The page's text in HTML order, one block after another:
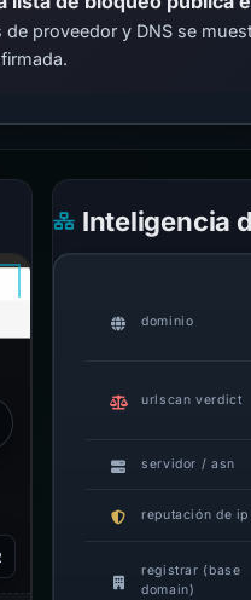
proveedor y DNS se
Inteligencia
dominio
urlscan verdict
servidor / asn
reputación de ip
registrar (base
domain)